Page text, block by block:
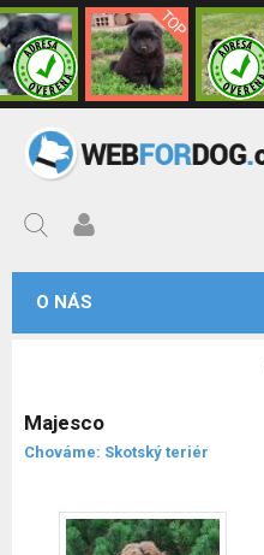
O NÁS
Majesco
Chováme: Skotský teriér